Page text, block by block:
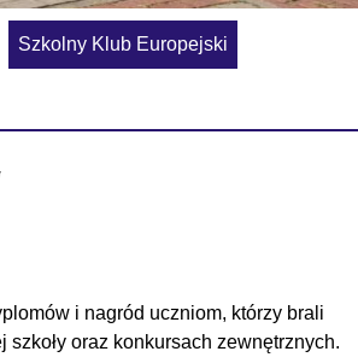
Szkolny Klub Europejski
i nagród uczniom, którzy brali
oraz konkursach zewnętrznych.